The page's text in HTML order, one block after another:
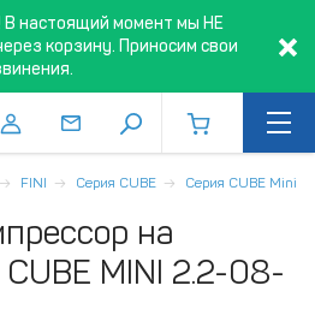
настоящий момент мы НЕ
корзину. Приносим свои
FINI Серия CUBE Серия CUBE Mini
на
CUBE MINI 2.2-08-